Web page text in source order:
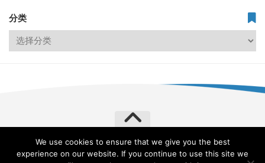
分类
飞常旅客 VERYLVKE © 2026. All Rights Reserved.
Powered byWordPress. Theme byAlx
We use cookies to ensure that we give you the best
experience on our website. If you continue to use this site we